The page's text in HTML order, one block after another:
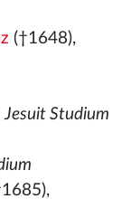
(†1648),
Jesuit Studium